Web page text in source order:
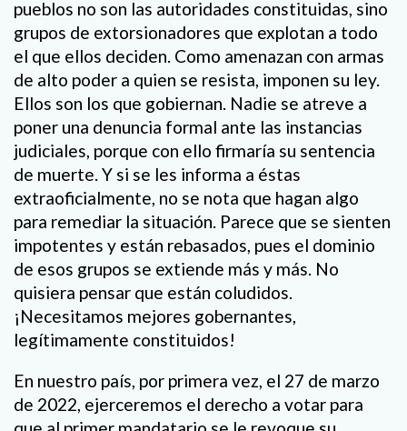
pueblos no son las autoridades constituidas, sino
grupos de extorsionadores que explotan a todo
el que ellos deciden. Como amenazan con armas
de alto poder a quien se resista, imponen su ley.
Ellos son los que gobiernan. Nadie se atreve a
poner una denuncia formal ante las instancias
judiciales, porque con ello firmaría su sentencia
de muerte. Y si se les informa a éstas
extraoficialmente, no se nota que hagan algo
para remediar la situación. Parece que se sienten
impotentes y están rebasados, pues el dominio
de esos grupos se extiende más y más. No
quisiera pensar que están coludidos.
¡Necesitamos mejores gobernantes,
legítimamente constituidos!
En nuestro país, por primera vez, el 27 de marzo
de 2022, ejerceremos el derecho a votar para